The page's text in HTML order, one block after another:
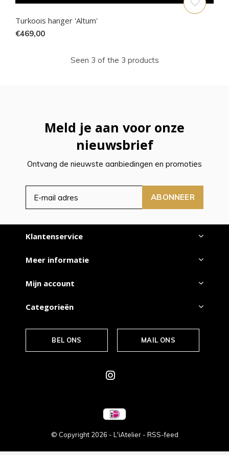
Turkoois hanger 'Altum'
€469,00
Seen 3 of the 3 products
Meld je aan voor onze
nieuwsbrief
Ontvang de nieuwste aanbiedingen en promoties
ABONNEER
Klantenservice
Meer informatie
Mijn account
Categorieën
BEL ONS MAIL ONS
© Copyright 2026 - L'iAtelier - RSS-feed